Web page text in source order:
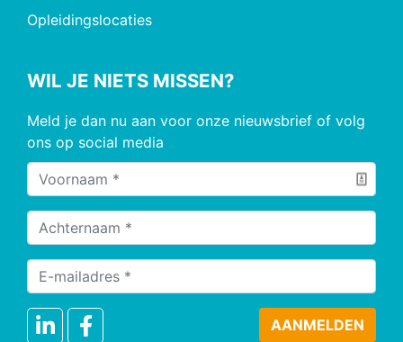
Opleidingslocaties
WIL JE NIETS MISSEN?
Meld je dan nu aan voor onze nieuwsbrief of volg
ons op social media